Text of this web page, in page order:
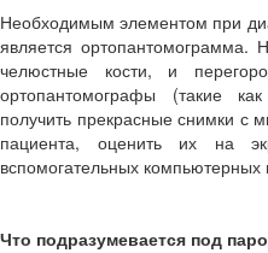
Необходимым элементом при
является
челюстные кости, и
ортопантомографы (такие
получить прекрасные снимки с
пациента, оценить их на
вспомогательных компьютерных
Что подразумевается под